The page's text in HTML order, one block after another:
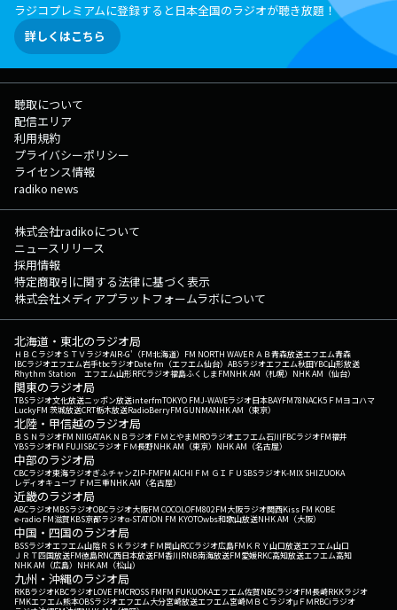
ラジコプレミアムに登録すると日本全国のラジオが聴き放題！
詳しくはこちら
聴取について
配信エリア
利用規約
プライバシーポリシー
ライセンス情報
radiko news
株式会社radikoについて
ニュースリリース
採用情報
特定商取引に関する法律に基づく表示
株式会社メディアプラットフォームラボについて
北海道・東北のラジオ局
ＨＢＣラジオＳＴＶラジオAIR-G'（FM北海道） FM NORTH WAVEＲＡＢ青森放送エフエム青森
IBCラジオエフエム岩手tbcラジオDate fm（エフエム仙台） ABSラジオエフエム秋田YBC山形放送
Rhythm Station エフエム山形RFCラジオ福島ふくしまFMNHK AM（札幌） NHK AM（仙台）
関東のラジオ局
TBSラジオ文化放送ニッポン放送interfmTOKYO FMJ-WAVEラジオ日本BAYFM78NACK5 ＦＭヨコハマ
LuckyFM 茨城放送CRT栃木放送RadioBerryFM GUNMANHK AM（東京）
北陸・甲信越のラジオ局
ＢＳＮラジオFM NIIGATAＫＮＢラジオ ＦＭとやまMROラジオエフエム石川FBCラジオFM福井
YBSラジオFM FUJISBCラジオ ＦＭ長野NHK AM（東京） NHK AM（名古屋）
中部のラジオ局
CBCラジオ東海ラジオぎふチャンZIP-FMFM AICHI ＦＭ ＧＩＦＵ SBSラジオK-MIX SHIZUOKA
レディオキューブ ＦＭ三重NHK AM（名古屋）
近畿のラジオ局
ABCラジオMBSラジオOBCラジオ大阪FM COCOLOFM802FM大阪ラジオ関西Kiss FM KOBE
e-radio FM滋賀KBS京都ラジオα-STATION FM KYOTOwbs和歌山放送NHK AM（大阪）
中国・四国のラジオ局
BSSラジオエフエム山陰ＲＳＫラジオ ＦＭ岡山RCCラジオ広島FM ＫＲＹ山口放送エフエム山口
ＪＲＴ四国放送FM徳島RNC西日本放送FM香川RNB南海放送FM愛媛RKC高知放送エフエム高知
NHK AM（広島） NHK AM（松山）
九州・沖縄のラジオ局
RKBラジオKBCラジオLOVE FMCROSS FMFM FUKUOKAエフエム佐賀NBCラジオFM長崎RKKラジオ
FMKエフエム熊本OBSラジオエフエム大分宮崎放送エフエム宮崎ＭＢＣラジオμＦＭRBCiラジオ